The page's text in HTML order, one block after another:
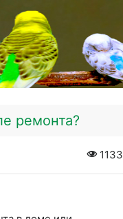
ремонта?
1133